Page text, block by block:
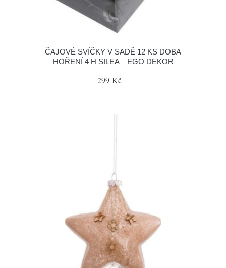
ČAJOVÉ SVÍČKY V SADĚ 12 KS DOBA
HOŘENÍ 4 H SILEA – EGO DEKOR
299 Kč